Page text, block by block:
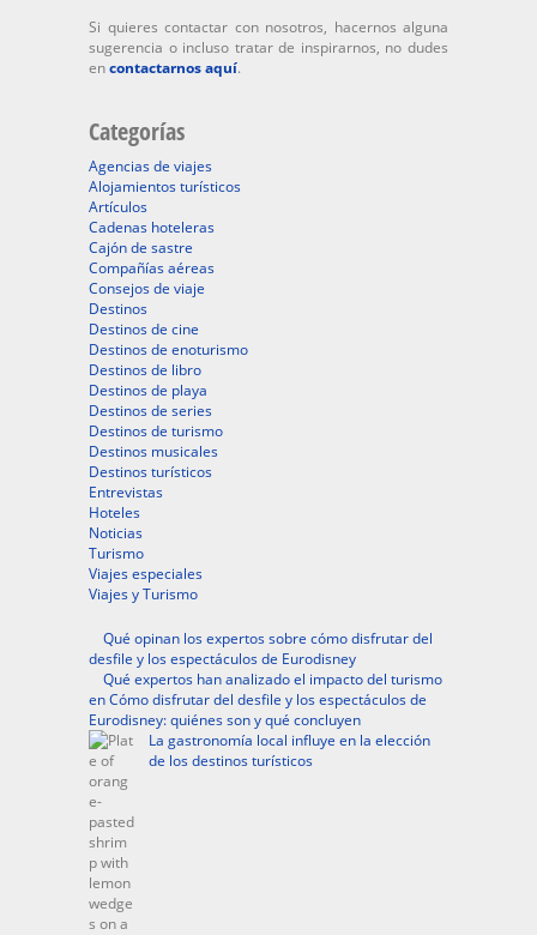
Si quieres contactar con nosotros, hacernos alguna
sugerencia o incluso tratar de inspirarnos, no dudes
encontactarnos aquí.
Categorías
Agencias de viajes
Alojamientos turísticos
Artículos
Cadenas hoteleras
Cajón de sastre
Compañías aéreas
Consejos de viaje
Destinos
Destinos de cine
Destinos de enoturismo
Destinos de libro
Destinos de playa
Destinos de series
Destinos de turismo
Destinos musicales
Destinos turísticos
Entrevistas
Hoteles
Noticias
Turismo
Viajes especiales
Viajes y Turismo
Qué opinan los expertos sobre cómo disfrutar del
desfile y los espectáculos de Eurodisney
Qué expertos han analizado el impacto del turismo
en Cómo disfrutar del desfile y los espectáculos de
Eurodisney: quiénes son y qué concluyen
La gastronomía local influye en la elección
de los destinos turísticos